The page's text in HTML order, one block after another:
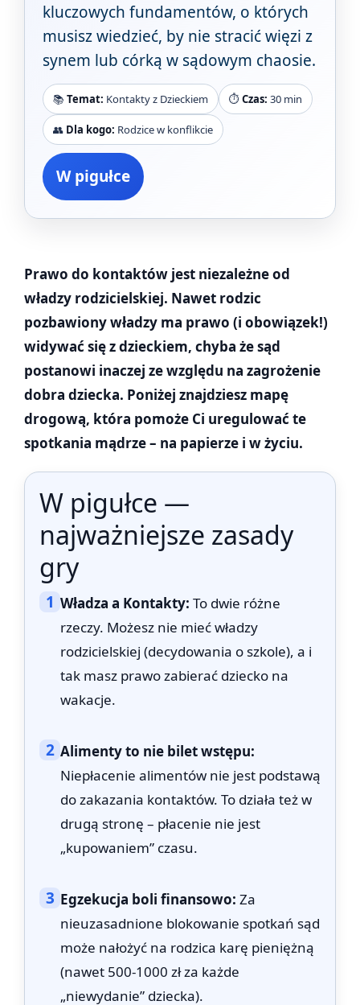
kluczowych fundamentów, o których
musisz wiedzieć, by nie stracić więzi z
synem lub córką w sądowym chaosie.
📚Temat: Kontakty z Dzieckiem ⏱️ Czas: 30 min
👥 Dla kogo: Rodzice w konflikcie
W pigułce
Prawo do kontaktów jest niezależne od
władzy rodzicielskiej. Nawet rodzic
pozbawiony władzy ma prawo (i obowiązek!)
widywać się z dzieckiem, chyba że sąd
postanowi inaczej ze względu na zagrożenie
dobra dziecka. Poniżej znajdziesz mapę
drogową, która pomoże Ci uregulować te
spotkania mądrze – na papierze i w życiu.
W pigułce —
najważniejsze zasady
gry
1 Władza a Kontakty: To dwie różne
rzeczy. Możesz nie mieć władzy
rodzicielskiej (decydowania o szkole), a i
tak masz prawo zabierać dziecko na
wakacje.
2 Alimenty to nie bilet wstępu:
Niepłacenie alimentów nie jest podstawą
do zakazania kontaktów. To działa też w
drugą stronę – płacenie nie jest
„kupowaniem” czasu.
3 Egzekucja boli finansowo: Za
nieuzasadnione blokowanie spotkań sąd
może nałożyć na rodzica karę pieniężną
(nawet 500-1000 zł za każde
„niewydanie” dziecka).